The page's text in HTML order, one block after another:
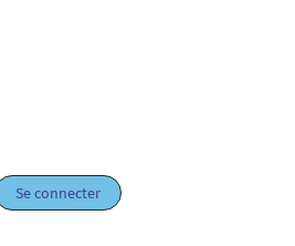
Se connecter